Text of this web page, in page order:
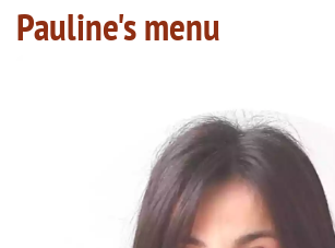
Pauline's menu